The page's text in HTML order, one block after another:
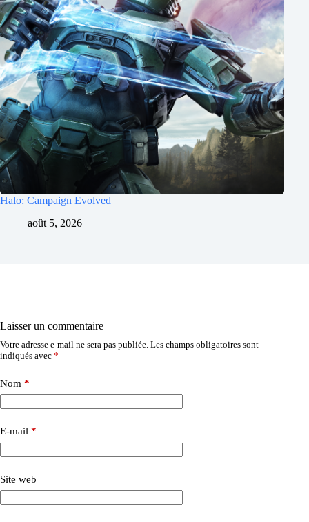
Halo: Campaign Evolved
août 5, 2026
Laisser un commentaire
Votre adresse e-mail ne sera pas publiée. Les champs obligatoires sont
indiqués avec *
Nom *
E-mail *
Site web